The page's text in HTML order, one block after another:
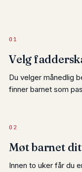
01
Velg
Du velger månedlig
finner barnet som
02
Møt barnet
Innen to uker får du